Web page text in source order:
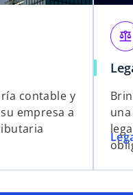
contable y
empresa a
balance